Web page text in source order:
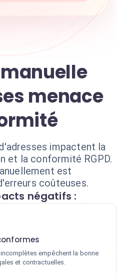
menace
impactent la
et la conformité RGPD.
est
coûteuses.
négatifs :
empêchent la bonne
et contractuelles.